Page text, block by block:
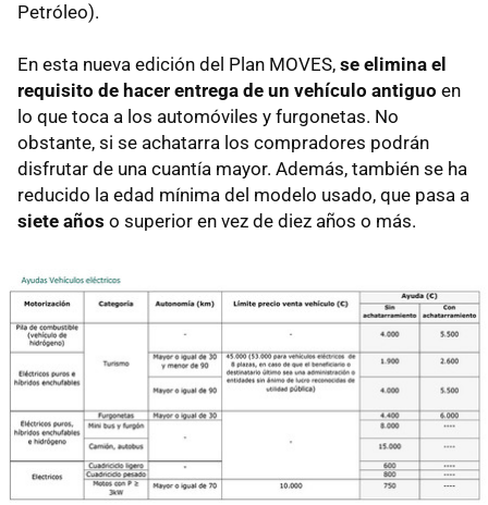
Petróleo).
En esta nueva edición del Plan MOVES, se elimina el
requisito de hacer entrega de un vehículo antiguo en
lo que toca a los automóviles y furgonetas. No
obstante, si se achatarra los compradores podrán
disfrutar de una cuantía mayor. Además, también se ha
reducido la edad mínima del modelo usado, que pasa a
siete años o superior en vez de diez años o más.